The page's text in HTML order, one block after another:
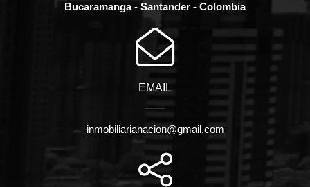
Bucaramanga - Santander - Colombia
EMAIL
inmobiliarianacion@gmail.com